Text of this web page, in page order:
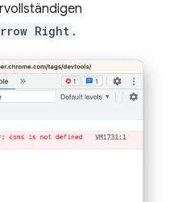
Right .